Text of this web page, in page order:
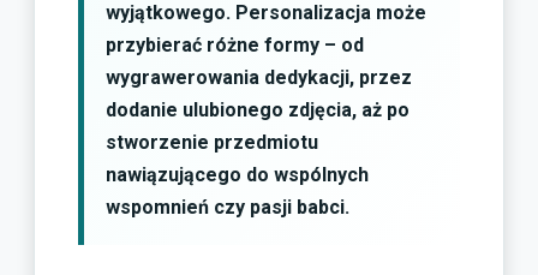
wyjątkowego. Personalizacja może
przybierać różne formy – od
wygrawerowania dedykacji, przez
dodanie ulubionego zdjęcia, aż po
stworzenie przedmiotu
nawiązującego do wspólnych
wspomnień czy pasji babci.